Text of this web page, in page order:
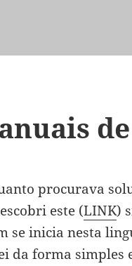
procurava
este (LINK)
se inicia nesta
da forma simples